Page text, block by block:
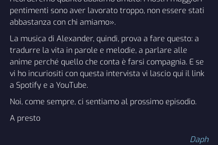
pentimenti sono aver lavorato troppo, non essere stati
abbastanza con chi amiamo».
La musica di Alexander, quindi, prova a fare questo: a
tradurre la vita in parole e melodie, a parlare alle
anime perché quello che conta è farsi compagnia. E se
vi ho incuriositi con questa intervista vi lascio qui il link
a Spotify e a YouTube.
Noi, come sempre, ci sentiamo al prossimo episodio.
A presto
Daph